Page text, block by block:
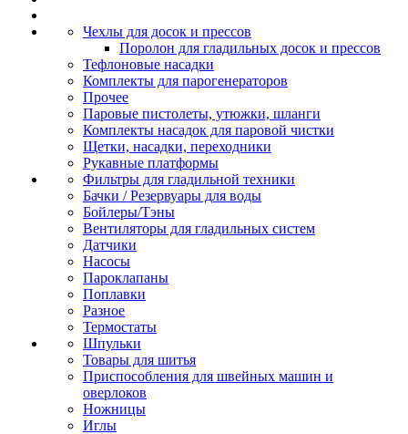
Чехлы для досок и прессов
Поролон для гладильных досок и прессов
Тефлоновые насадки
Комплекты для парогенераторов
Прочее
Паровые пистолеты, утюжки, шланги
Комплекты насадок для паровой чистки
Щетки, насадки, переходники
Рукавные платформы
Фильтры для гладильной техники
Бачки / Резервуары для воды
Бойлеры/Тэны
Вентиляторы для гладильных систем
Датчики
Насосы
Пароклапаны
Поплавки
Разное
Термостаты
Шпульки
Товары для шитья
Приспособления для швейных машин и
оверлоков
Ножницы
Иглы